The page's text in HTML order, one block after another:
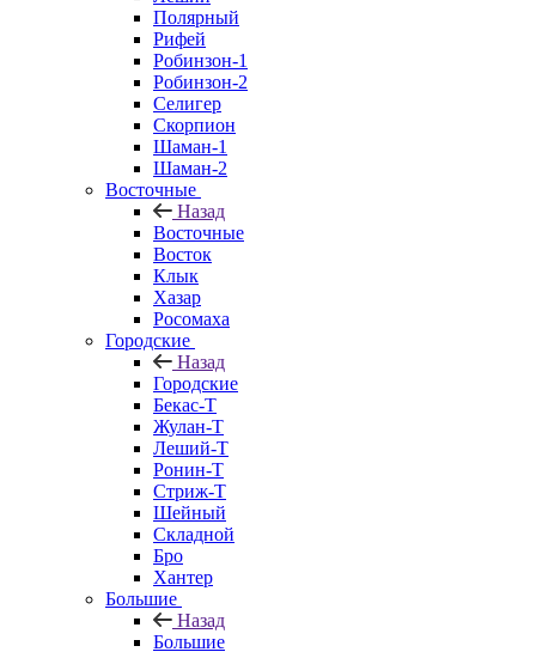
Полярный
Рифей
Робинзон-1
Робинзон-2
Селигер
Скорпион
Шаман-1
Шаман-2
Восточные
Назад
Восточные
Восток
Клык
Хазар
Росомаха
Городские
Назад
Городские
Бекас-Т
Жулан-Т
Леший-Т
Ронин-Т
Стриж-Т
Шейный
Складной
Бро
Хантер
Большие
Назад
Большие